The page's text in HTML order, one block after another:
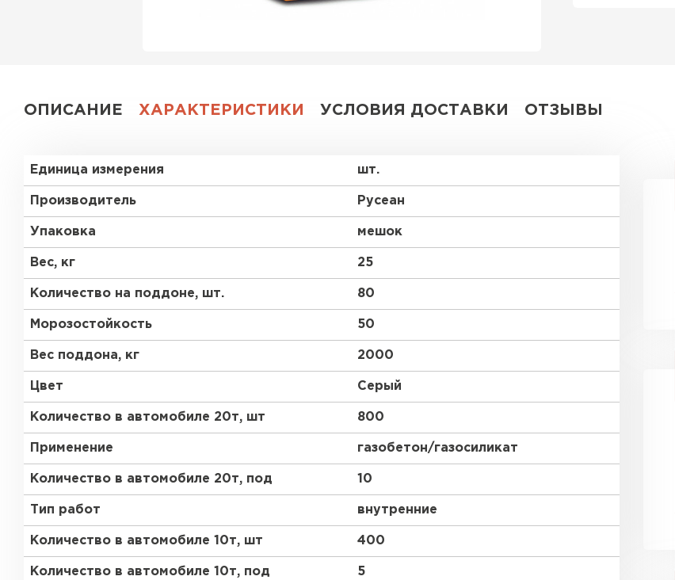
Газобетон Забудова
ОПИСАНИЕ ХАРАКТЕРИСТИКИ УСЛОВИЯ ДОСТАВКИ ОТЗЫВЫ
Единица измерения шт.
Производитель Русеан
Упаковка мешок
Вес, кг 25
Количество на поддоне, шт. 80
Морозостойкость 50
Вес поддона, кг 2000
Цвет Серый
Количество в автомобиле 20т, шт 800
Применение газобетон/газосиликат
Количество в автомобиле 20т, под 10
Тип работ внутренние
Количество в автомобиле 10т, шт 400
Количество в автомобиле 10т, под 5
Газобетон СК
Газобетон (ЕвроАэроБетон)
Газобетон Белорусский SLS
Газобетон Белорусский (БЦК)
Газобетон Забудова